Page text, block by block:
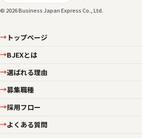
© 2026 Business Japan Express Co., Ltd.
→ トップページ
→BJEXとは
→選ばれる理由
→募集職種
→採用フロー
→よくある質問